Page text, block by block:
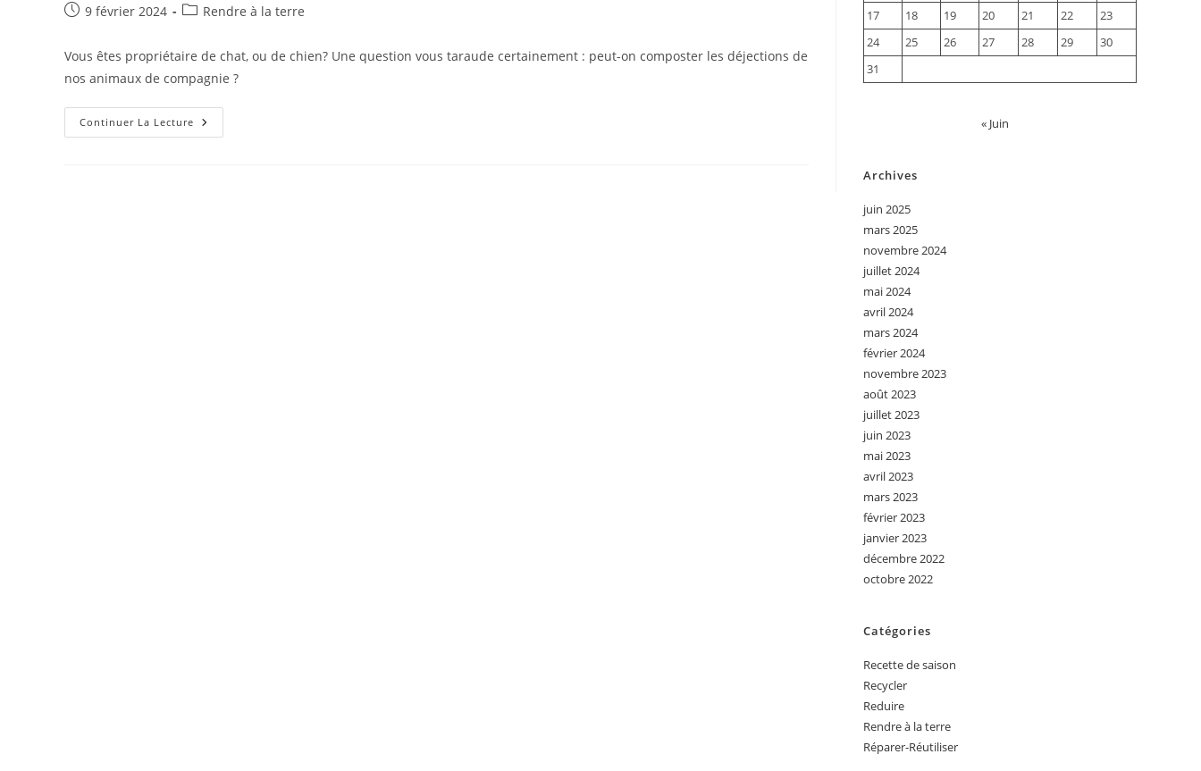
Publication
9 février 2024
PostRendre à la terre
Vous êtes propriétaire de chat, ou de chien? Une question vous taraude certainement : peut-on composter les déjections de
nos animaux de compagnie ?
Continuer La Lecture
Comme
17
18 19 20 21 22
23
24
25 26 27 28 29
30
31
« Juin
Archives
juin 2025
mars 2025
novembre 2024
juillet 2024
mai 2024
avril 2024
mars 2024
février 2024
novembre 2023
août 2023
juillet 2023
juin 2023
mai 2023
avril 2023
mars 2023
février 2023
janvier 2023
décembre 2022
octobre 2022
Catégories
Recette de saison
Recycler
Reduire
Rendre à la terre
Réparer-Réutiliser